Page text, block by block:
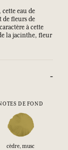
eau de
fleurs de
à cette
la jacinthe, fleur
DE FOND
cèdre, musc